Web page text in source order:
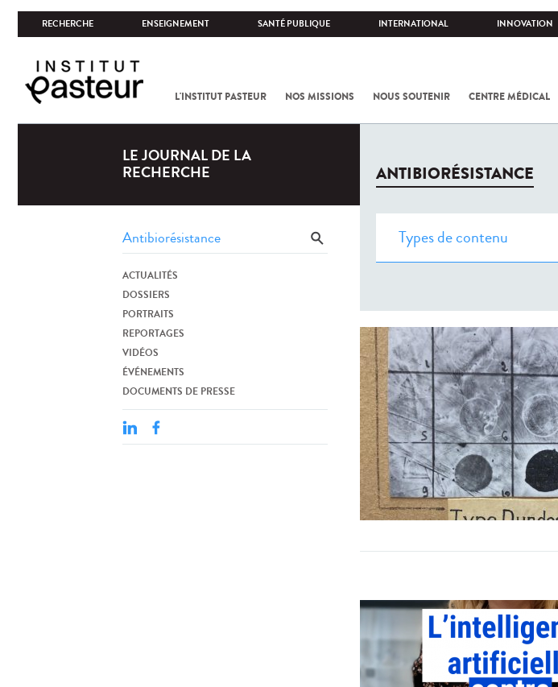
RECHERCHE ENSEIGNEMENT SANTÉ PUBLIQUE INTERNATIONAL INNOVATION
L'INSTITUT PASTEUR NOS MISSIONS NOUS SOUTENIR CENTRE MÉDICAL
LE JOURNAL DE LA
RECHERCHE
ACTUALITÉS
DOSSIERS
PORTRAITS
REPORTAGES
VIDÉOS
ÉVÉNEMENTS
DOCUMENTS DE PRESSE
ANTIBIORÉSISTANCE